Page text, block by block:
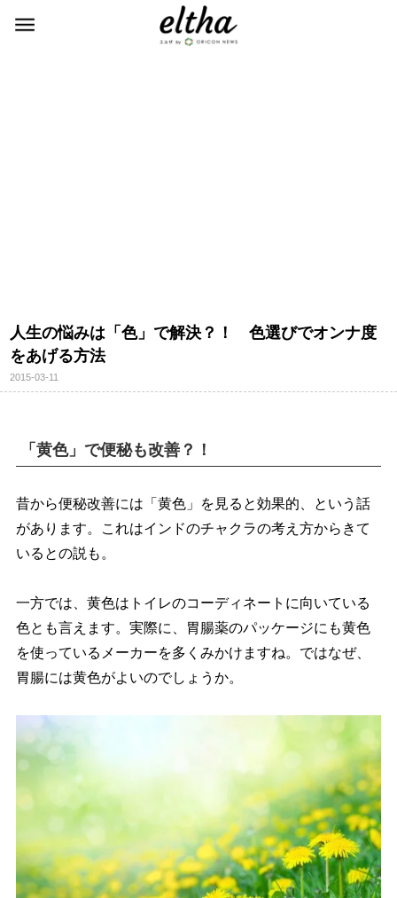
人生の悩みは「色」で解決？！ 色選びでオンナ度
をあげる方法
2015-03-11
「黄色」で便秘も改善？！
昔から便秘改善には「黄色」を見ると効果的、という話
があります。これはインドのチャクラの考え方からきて
いるとの説も。
一方では、黄色はトイレのコーディネートに向いている
色とも言えます。実際に、胃腸薬のパッケージにも黄色
を使っているメーカーを多くみかけますね。ではなぜ、
胃腸には黄色がよいのでしょうか。